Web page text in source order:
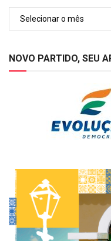
NOVO PARTIDO, SEU